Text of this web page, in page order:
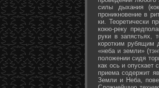
силы дыхания
проникновение в
ки. Теоретически
кокю-реку
руки в запястьях,
коротким рубящим
«неба и земли»
положении сидя
как ось и опускает
приема содержит
Земли и Неба,